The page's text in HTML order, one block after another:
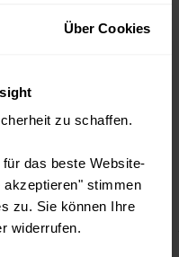
Über Cookies
zu schaffen.
das beste Website-
stimmen
zu. Sie können Ihre
widerrufen.
TEIL IHRER DNA
Sie Ihre Systeme
Security
CVE-Scans und